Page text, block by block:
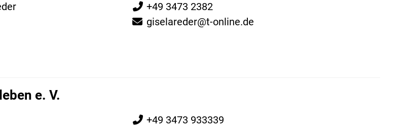
+49 3473 2382
giselareder@t-online.de
e. V.
+49 3473 933339